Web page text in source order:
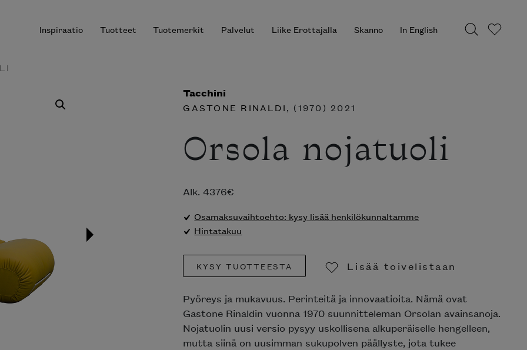
Inspiraatio Tuotteet Tuotemerkit Palvelut Liike Erottajalla Skanno In English
Tacchini
GASTONE RINALDI, (1970) 2021
Orsola nojatuoli
Alk.4376€
Osamaksuvaihtoehto: kysy lisää henkilökunnaltamme
Hintatakuu
KYSY TUOTTEESTA
Lisää toivelistaan
Pyöreys ja mukavuus. Perinteitä ja innovaatioita. Nämä ovat
Gastone Rinaldin vuonna 1970 suunnitteleman Orsolan avainsanoja.
Nojatuolin uusi versio pysyy uskollisena alkuperäiselle hengelleen,
mutta siinä on uusimman sukupolven päällyste, jota tukee